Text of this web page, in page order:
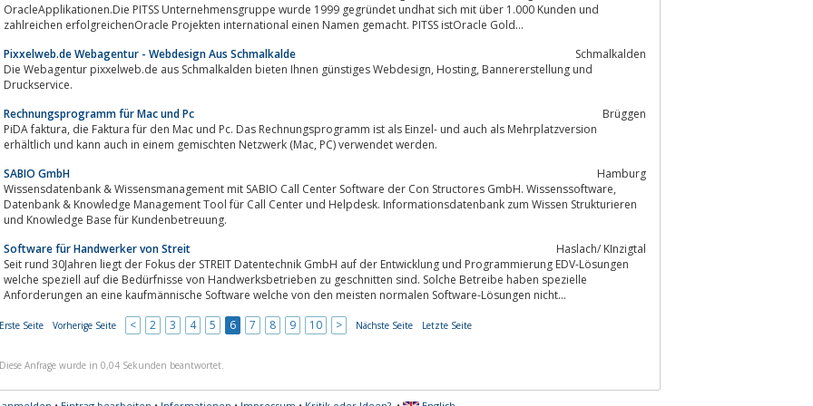
OracleApplikationen.Die PITSS Unternehmensgruppe wurde 1999 gegründet undhat sich mit über 1.000 Kunden und
zahlreichen erfolgreichenOracle Projekten international einen Namen gemacht. PITSS istOracle Gold...
Pixxelweb.de Webagentur - Webdesign Aus Schmalkalde
Schmalkalden
Die Webagentur pixxelweb.de aus Schmalkalden bieten Ihnen günstiges Webdesign, Hosting, Bannererstellung und
Druckservice.
Rechnungsprogramm für Mac und Pc
Brüggen
PiDA faktura, die Faktura für den Mac und Pc. Das Rechnungsprogramm ist als Einzel- und auch als Mehrplatzversion
erhältlich und kann auch in einem gemischten Netzwerk (Mac, PC) verwendet werden.
SABIO GmbH
Hamburg
Wissensdatenbank & Wissensmanagement mit SABIO Call Center Software der Con Structores GmbH. Wissenssoftware,
Datenbank & Knowledge Management Tool für Call Center und Helpdesk. Informationsdatenbank zum Wissen Strukturieren
und Knowledge Base für Kundenbetreuung.
Software für Handwerker von Streit
Haslach/ KInzigtal
Seit rund 30Jahren liegt der Fokus der STREIT Datentechnik GmbH auf der Entwicklung und Programmierung EDV-Lösungen
welche speziell auf die Bedürfnisse von Handwerksbetrieben zu geschnitten sind. Solche Betreibe haben spezielle
Anforderungen an eine kaufmännische Software welche von den meisten normalen Software-Lösungen nicht...
Erste Seite Vorherige Seite < 2 3 4 5 6 7 8 9 10 > Nächste Seite Letzte Seite
Diese Anfrage wurde in 0,04 Sekunden beantwortet.